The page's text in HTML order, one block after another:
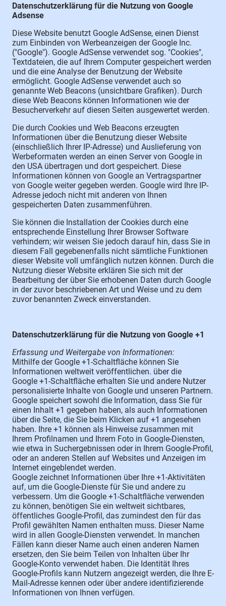
Datenschutzerklärung für die Nutzung von Google
Adsense
Diese Website benutzt Google AdSense, einen Dienst
zum Einbinden von Werbeanzeigen der Google Inc.
("Google"). Google AdSense verwendet sog. "Cookies",
Textdateien, die auf Ihrem Computer gespeichert werden
und die eine Analyse der Benutzung der Website
ermöglicht. Google AdSense verwendet auch so
genannte Web Beacons (unsichtbare Grafiken). Durch
diese Web Beacons können Informationen wie der
Besucherverkehr auf diesen Seiten ausgewertet werden.
Die durch Cookies und Web Beacons erzeugten
Informationen über die Benutzung dieser Website
(einschließlich Ihrer IP-Adresse) und Auslieferung von
Werbeformaten werden an einen Server von Google in
den USA übertragen und dort gespeichert. Diese
Informationen können von Google an Vertragspartner
von Google weiter gegeben werden. Google wird Ihre IP-
Adresse jedoch nicht mit anderen von Ihnen
gespeicherten Daten zusammenführen.
Sie können die Installation der Cookies durch eine
entsprechende Einstellung Ihrer Browser Software
verhindern; wir weisen Sie jedoch darauf hin, dass Sie in
diesem Fall gegebenenfalls nicht sämtliche Funktionen
dieser Website voll umfänglich nutzen können. Durch die
Nutzung dieser Website erklären Sie sich mit der
Bearbeitung der über Sie erhobenen Daten durch Google
in der zuvor beschriebenen Art und Weise und zu dem
zuvor benannten Zweck einverstanden.
Datenschutzerklärung für die Nutzung von Google +1
Erfassung und Weitergabe von Informationen:
Mithilfe der Google +1-Schaltfläche können Sie
Informationen weltweit veröffentlichen. über die
Google +1-Schaltfläche erhalten Sie und andere Nutzer
personalisierte Inhalte von Google und unseren Partnern.
Google speichert sowohl die Information, dass Sie für
einen Inhalt +1 gegeben haben, als auch Informationen
über die Seite, die Sie beim Klicken auf +1 angesehen
haben. Ihre +1 können als Hinweise zusammen mit
Ihrem Profilnamen und Ihrem Foto in Google-Diensten,
wie etwa in Suchergebnissen oder in Ihrem Google-Profil,
oder an anderen Stellen auf Websites und Anzeigen im
Internet eingeblendet werden.
Google zeichnet Informationen über Ihre +1-Aktivitäten
auf, um die Google-Dienste für Sie und andere zu
verbessern. Um die Google +1-Schaltfläche verwenden
zu können, benötigen Sie ein weltweit sichtbares,
öffentliches Google-Profil, das zumindest den für das
Profil gewählten Namen enthalten muss. Dieser Name
wird in allen Google-Diensten verwendet. In manchen
Fällen kann dieser Name auch einen anderen Namen
ersetzen, den Sie beim Teilen von Inhalten über Ihr
Google-Konto verwendet haben. Die Identität Ihres
Google-Profils kann Nutzern angezeigt werden, die Ihre E-
Mail-Adresse kennen oder über andere identifizierende
Informationen von Ihnen verfügen.